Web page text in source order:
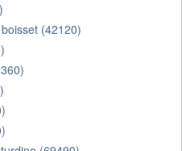
(42120)